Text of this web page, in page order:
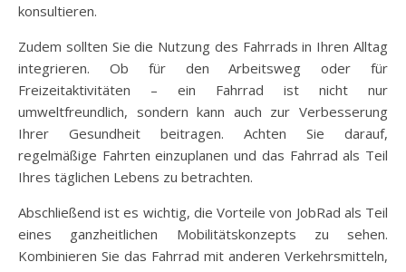
konsultieren.
Zudem sollten Sie die Nutzung des Fahrrads in Ihren Alltag
integrieren. Ob für den Arbeitsweg oder für
Freizeitaktivitäten – ein Fahrrad ist nicht nur
umweltfreundlich, sondern kann auch zur Verbesserung
Ihrer Gesundheit beitragen. Achten Sie darauf,
regelmäßige Fahrten einzuplanen und das Fahrrad als Teil
Ihres täglichen Lebens zu betrachten.
Abschließend ist es wichtig, die Vorteile von JobRad als Teil
eines ganzheitlichen Mobilitätskonzepts zu sehen.
Kombinieren Sie das Fahrrad mit anderen Verkehrsmitteln,